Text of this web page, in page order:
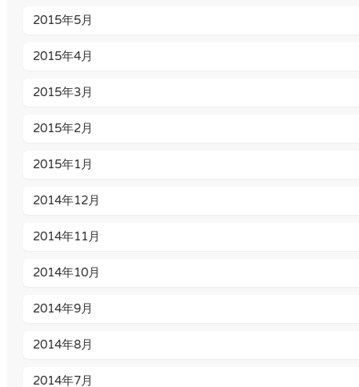
2015年5月
2015年4月
2015年3月
2015年2月
2015年1月
2014年12月
2014年11月
2014年10月
2014年9月
2014年8月
2014年7月